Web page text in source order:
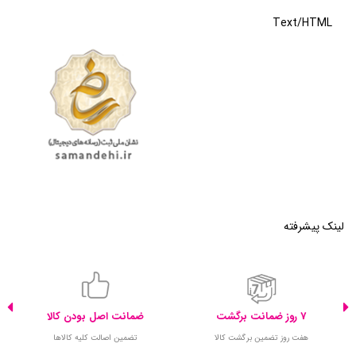
Text/HTML
لینک پیشرفته
7 روز ضمانت برگشت
هفت روز تضمین برگشت کالا
ضمانت اصل بودن کالا
تضمین اصالت کلیه کالاها